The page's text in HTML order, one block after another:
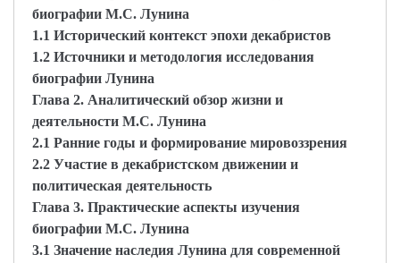
биографии М.С. Лунина
1.1 Исторический контекст эпохи декабристов
1.2 Источники и методология исследования
биографии Лунина
Глава 2. Аналитический обзор жизни и
деятельности М.С. Лунина
2.1 Ранние годы и формирование мировоззрения
2.2 Участие в декабристском движении и
политическая деятельность
Глава 3. Практические аспекты изучения
биографии М.С. Лунина
3.1 Значение наследия Лунина для современной